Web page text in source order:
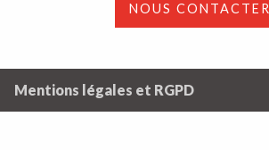
NOUS CONTACTER
Mentions légales et RGPD